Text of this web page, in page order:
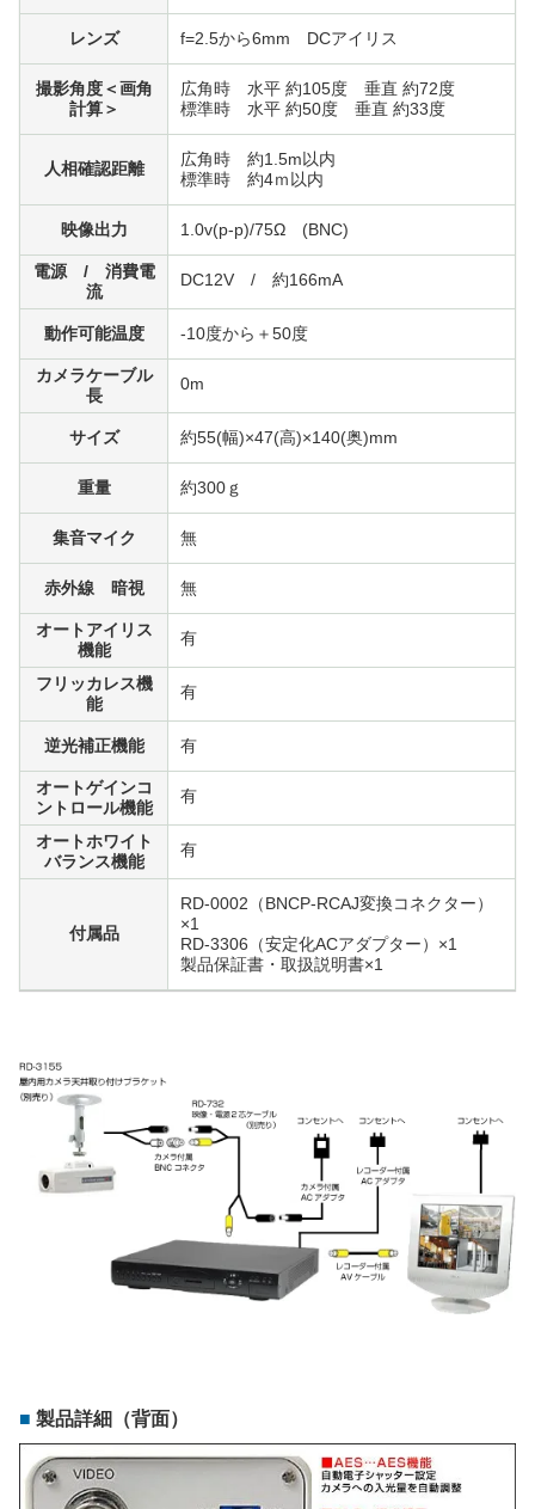
レンズ f=2.5から6mm DCアイリス
撮影角度＜画角
計算＞
広角時 水平 約105度 垂直 約72度
標準時 水平 約50度 垂直 約33度
人相確認距離
広角時 約1.5m以内
標準時 約4ｍ以内
映像出力 1.0v(p-p)/75Ω (BNC)
電源 / 消費電
流
DC12V / 約166mA
動作可能温度 -10度から＋50度
カメラケーブル
長
0m
サイズ 約55(幅)×47(高)×140(奥)mm
重量 約300ｇ
集音マイク 無
赤外線 暗視 無
オートアイリス
機能
有
フリッカレス機
能
有
逆光補正機能 有
オートゲインコ
ントロール機能
有
オートホワイト
バランス機能
有
付属品
RD-0002（BNCP-RCAJ変換コネクター）
×1
RD-3306（安定化ACアダプター）×1
製品保証書・取扱説明書×1
製品詳細（背面）